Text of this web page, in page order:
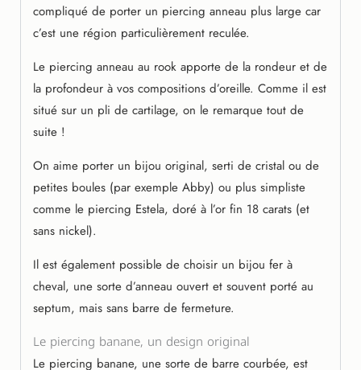
compliqué de porter un piercing anneau plus large car
c’est une région particulièrement reculée.
Le piercing anneau au rook apporte de la rondeur et de
la profondeur à vos compositions d’oreille. Comme il est
situé sur un pli de cartilage, on le remarque tout de
suite !
On aime porter un bijou original, serti de cristal ou de
petites boules (par exemple Abby) ou plus simpliste
comme le piercing Estela, doré à l’or fin 18 carats (et
sans nickel).
Il est également possible de choisir un bijou fer à
cheval, une sorte d’anneau ouvert et souvent porté au
septum, mais sans barre de fermeture.
Le piercing banane, un design original
Le piercing banane, une sorte de barre courbée, est